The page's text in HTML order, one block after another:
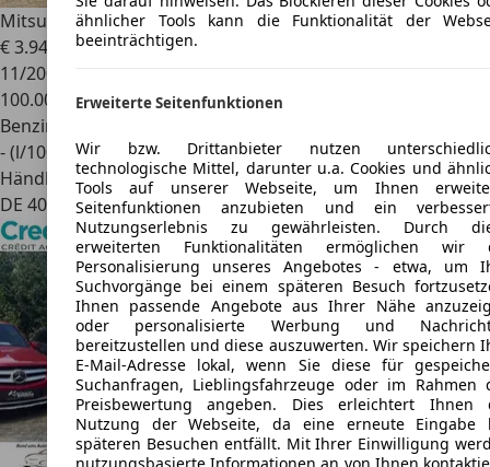
ähnlicher Tools kann die Funktionalität der
beeinträchtigen.
Erweiterte Seitenfunktionen
Wir bzw. Drittanbieter nutzen
technologische Mittel, darunter u.a. Cookies und
Tools auf unserer Webseite, um Ihnen
Seitenfunktionen anzubieten und ein
Nutzungserlebnis zu gewährleisten. Durch
erweiterten Funktionalitäten ermöglichen wir
Personalisierung unseres Angebotes - etwa, um
Suchvorgänge bei einem späteren Besuch
Ihnen passende Angebote aus Ihrer Nähe
oder personalisierte Werbung und
bereitzustellen und diese auszuwerten. Wir speichern
E-Mail-Adresse lokal, wenn Sie diese für
Suchanfragen, Lieblingsfahrzeuge oder im Rahmen
Preisbewertung angeben. Dies erleichtert Ihnen
Nutzung der Webseite, da eine erneute Eingabe
späteren Besuchen entfällt. Mit Ihrer Einwilligung
nutzungsbasierte Informationen an von Ihnen
Mitsubishi Lancer 1.5 Inform Limousine/Klimaaut./"1.Hand"
€ 3.940
11/2009
100.000 km
Benzin
- (l/100 km)
Händler
DE 40468